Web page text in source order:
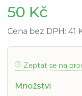
50 Kč
Cena bez DPH: 41
Zeptat se na
Množství